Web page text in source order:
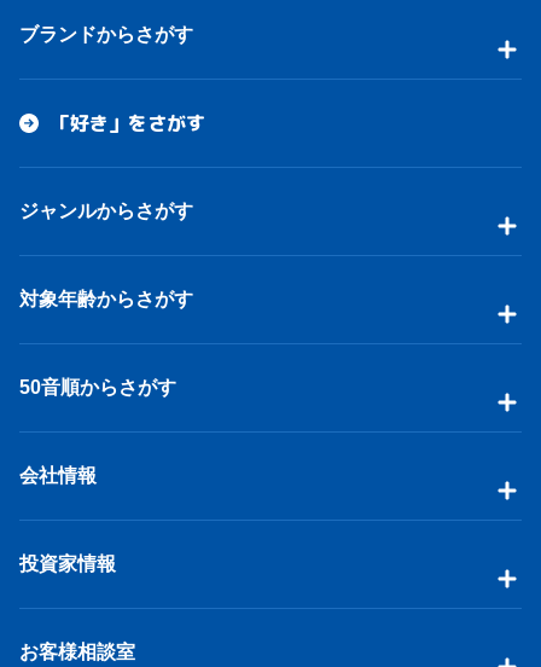
ブランドからさがす
「好き」をさがす
ジャンルからさがす
対象年齢からさがす
50音順からさがす
会社情報
投資家情報
お客様相談室